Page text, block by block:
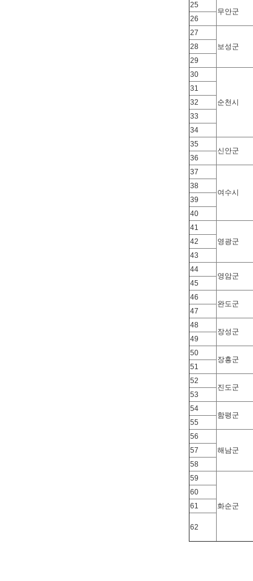
25
무안군
26
27
보성군
28
29
30
순천시
31
32
33
34
35
신안군
36
37
여수시
38
39
40
41
영광군
42
43
44
영암군
45
46
완도군
47
48
장성군
49
50
장흥군
51
52
진도군
53
54
함평군
55
56
해남군
57
58
59
화순군
60
61
62